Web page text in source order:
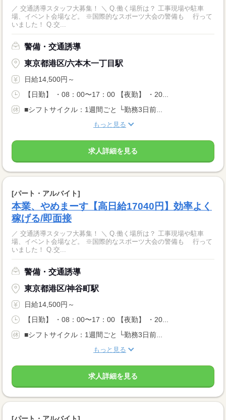
／ 交通誘導スタッフ大募集！ ＼ Q.働く場所は？ 工事現場や駐車
場、イベント会場など。 ※国際的なスポーツ大会の警備も 行って
いました！ Q.交...
警備・交通誘導
東京都港区/六本木一丁目駅
日給14,500円～
【日勤】 ・08：00〜17：00 【夜勤】 ・20...
■シフトサイクル：1週間ごと └勤務3日前...
もっと見る
求人詳細を見る
[パート・アルバイト]
本業、やめまーす【高日給17040円】効率よく
稼げる/即面接
／ 交通誘導スタッフ大募集！ ＼ Q.働く場所は？ 工事現場や駐車
場、イベント会場など。 ※国際的なスポーツ大会の警備も 行って
いました！ Q.交...
警備・交通誘導
東京都港区/神谷町駅
日給14,500円～
【日勤】 ・08：00〜17：00 【夜勤】 ・20...
■シフトサイクル：1週間ごと └勤務3日前...
もっと見る
求人詳細を見る